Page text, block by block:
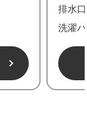
排水
洗濯